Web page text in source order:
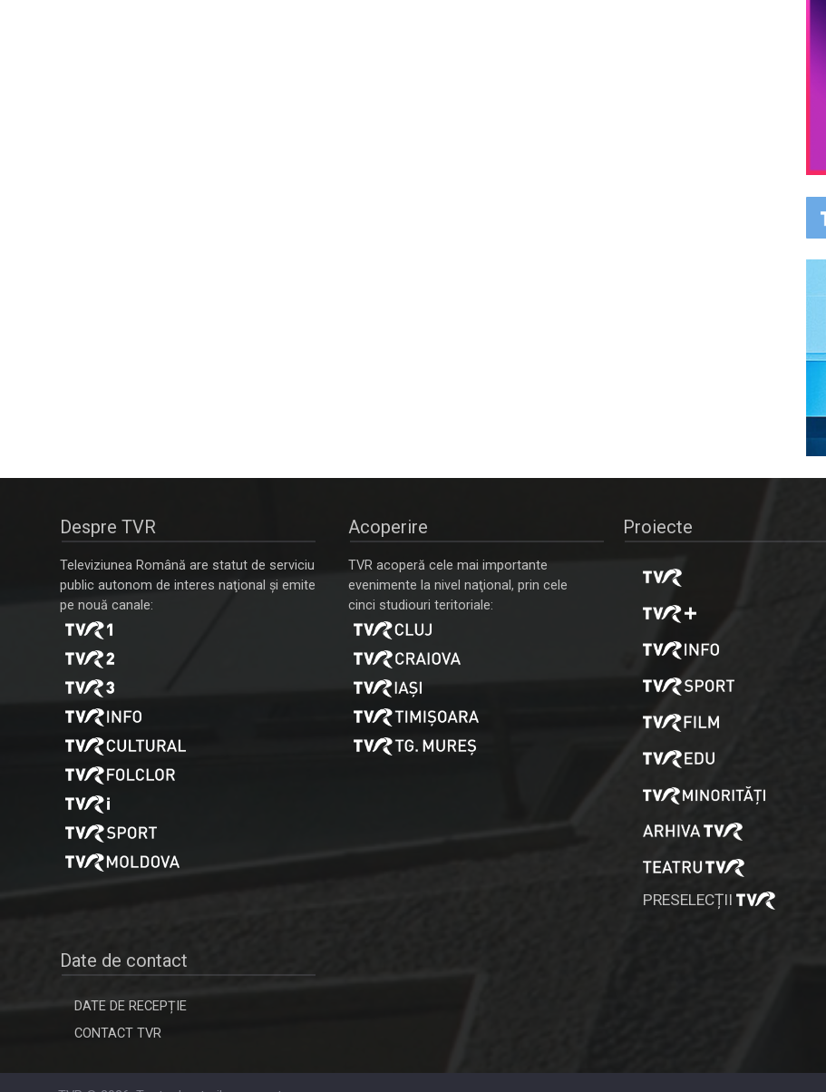
Despre TVR
Televiziunea Română are statut de serviciu
public autonom de interes naţional şi emite
pe nouă canale:
Acoperire
TVR acoperă cele mai importante
evenimente la nivel naţional, prin cele
cinci studiouri teritoriale:
Proiecte
PRESELECȚII
Date de contact
DATE DE RECEPȚIE
CONTACT TVR